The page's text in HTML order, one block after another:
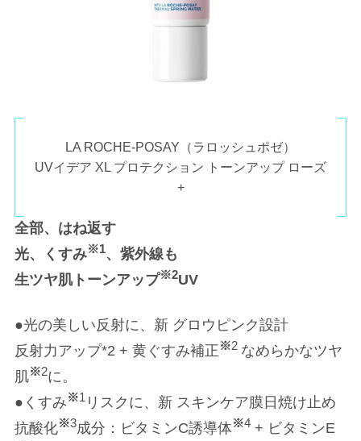
LA ROCHE-POSAY（ラロッシュポゼ）
UVイデア XL プロテクション トーンアップ ローズ
+
全部、はね返す
光、くすみ※1、紫外線も
生ツヤ肌トーンアップ※2UV
●光の美しい反射に、新 グロウピンク設計
反射力アップ*2 + 黄ぐすみ補正※2 なめらかなツヤ
肌※2に。
●くすみ※1リスクに、新 スキンケア膜日焼け止め
抗酸化※3成分：ビタミンC誘導体※4+ ビタミンE